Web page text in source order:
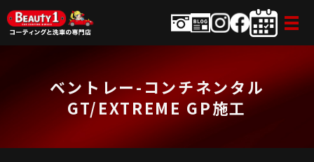
ベントレー-コンチネンタル
GT/EXTREME GP施工